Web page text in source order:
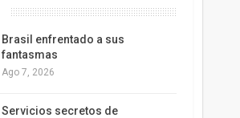
Brasil enfrentado a sus
fantasmas
Ago 7, 2026
Servicios secretos de